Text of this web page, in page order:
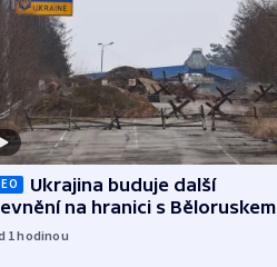
Ukrajina buduje další
na hranici s Běloruskem
1hodinou